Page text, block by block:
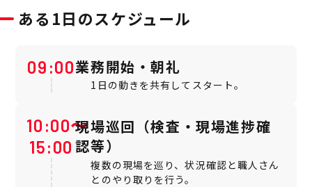
ある1日のスケジュール
09:00業務開始・朝礼
1日の動きを共有してスタート。
10:00〜
15:00
現場巡回（検査・現場進捗確
認等）
複数の現場を巡り、状況確認と職人さん
とのやり取りを行う。